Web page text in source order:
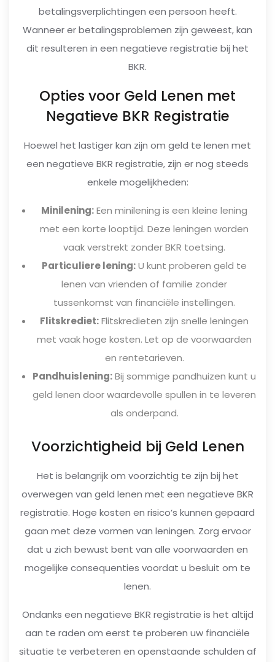
betalingsverplichtingen een persoon heeft.
Wanneer er betalingsproblemen zijn geweest, kan
dit resulteren in een negatieve registratie bij het
BKR.
Opties voor Geld Lenen met
Negatieve BKR Registratie
Hoewel het lastiger kan zijn om geld te lenen met
een negatieve BKR registratie, zijn er nog steeds
enkele mogelijkheden:
Minilening:Een minilening is een kleine lening
met een korte looptijd. Deze leningen worden
vaak verstrekt zonder BKR toetsing.
Particuliere lening:U kunt proberen geld te
lenen van vrienden of familie zonder
tussenkomst van financiële instellingen.
Flitskrediet:Flitskredieten zijn snelle leningen
met vaak hoge kosten. Let op de voorwaarden
en rentetarieven.
Pandhuislening:Bij sommige pandhuizen kunt u
geld lenen door waardevolle spullen in te leveren
als onderpand.
Voorzichtigheid bij Geld Lenen
Het is belangrijk om voorzichtig te zijn bij het
overwegen van geld lenen met een negatieve BKR
registratie. Hoge kosten en risico’s kunnen gepaard
gaan met deze vormen van leningen. Zorg ervoor
dat u zich bewust bent van alle voorwaarden en
mogelijke consequenties voordat u besluit om te
lenen.
Ondanks een negatieve BKR registratie is het altijd
aan te raden om eerst te proberen uw financiële
situatie te verbeteren en openstaande schulden af